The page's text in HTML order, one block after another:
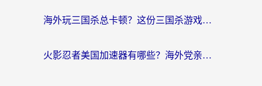
海外玩三国杀总卡顿？这份三国杀游戏加速器指南帮你告别延迟烦恼
火影忍者美国加速器有哪些？海外党亲测的国服游戏加速全攻略（含菲律宾玩三国之刃守望黎明技巧）